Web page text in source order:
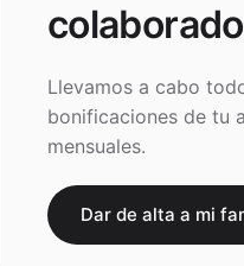
Llevamos a cabo
bonificaciones de tu
mensuales.
Dar de alta a mi